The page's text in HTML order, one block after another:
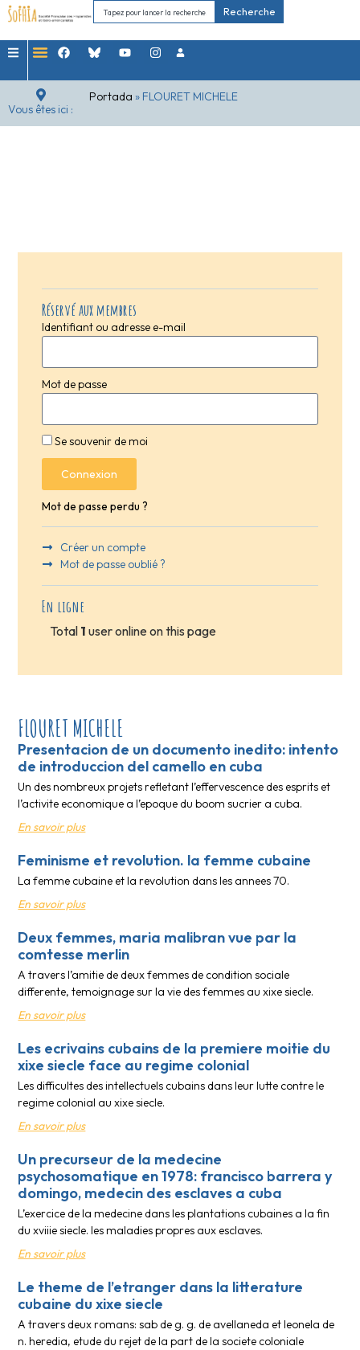
Recherche
Vous êtes ici :
Portada » FLOURET MICHELE
Réservé aux membres
Identifiant ou adresse e-mail
Mot de passe
Se souvenir de moi
Connexion
Mot de passe perdu ?
Créer un compte
Mot de passe oublié ?
En ligne
Total 1 user online on this page
FLOURET MICHELE
Presentacion de un documento inedito: intento
de introduccion del camello en cuba
Un des nombreux projets refletant l’effervescence des esprits et
l’activite economique a l’epoque du boom sucrier a cuba.
En savoir plus
Feminisme et revolution. la femme cubaine
La femme cubaine et la revolution dans les annees 70.
En savoir plus
Deux femmes, maria malibran vue par la
comtesse merlin
A travers l’amitie de deux femmes de condition sociale
differente, temoignage sur la vie des femmes au xixe siecle.
En savoir plus
Les ecrivains cubains de la premiere moitie du
xixe siecle face au regime colonial
Les difficultes des intellectuels cubains dans leur lutte contre le
regime colonial au xixe siecle.
En savoir plus
Un precurseur de la medecine
psychosomatique en 1978: francisco barrera y
domingo, medecin des esclaves a cuba
L’exercice de la medecine dans les plantations cubaines a la fin
du xviiie siecle. les maladies propres aux esclaves.
En savoir plus
Le theme de l’etranger dans la litterature
cubaine du xixe siecle
A travers deux romans: sab de g. g. de avellaneda et leonela de
n. heredia, etude du rejet de la part de la societe coloniale